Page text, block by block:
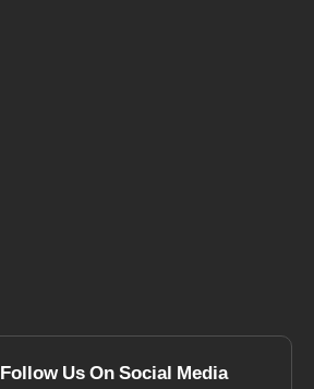
Follow Us On Social Media